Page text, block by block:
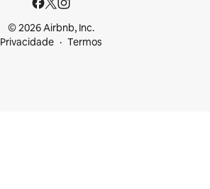
© 2026 Airbnb, Inc.
Privacidade
Termos